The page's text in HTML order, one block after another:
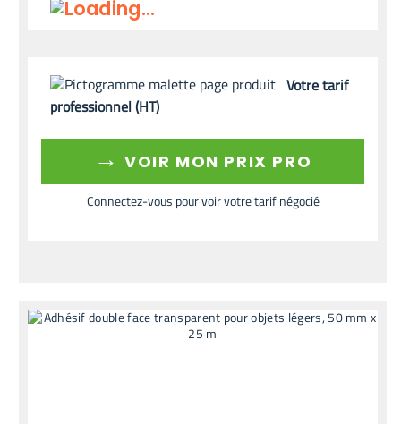
Votre tarif
professionnel (HT)
→ VOIR MON PRIX PRO
Connectez-vous pour voir votre tarif négocié